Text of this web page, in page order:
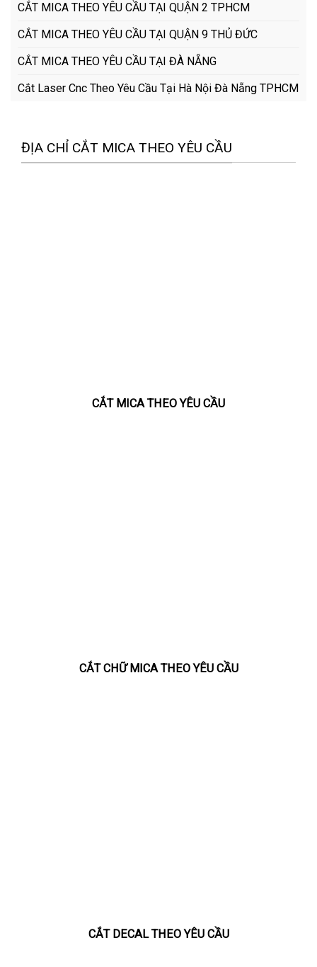
CẮT MICA THEO YÊU CẦU TẠI QUẬN 2 TPHCM
CẮT MICA THEO YÊU CẦU TẠI QUẬN 9 THỦ ĐỨC
CẮT MICA THEO YÊU CẦU TẠI ĐÀ NẴNG
Cắt Laser Cnc Theo Yêu Cầu Tại Hà Nội Đà Nẵng TPHCM
ĐỊA CHỈ CẮT MICA THEO YÊU CẦU
CẮT MICA THEO YÊU CẦU
CẮT CHỮ MICA THEO YÊU CẦU
CẮT DECAL THEO YÊU CẦU